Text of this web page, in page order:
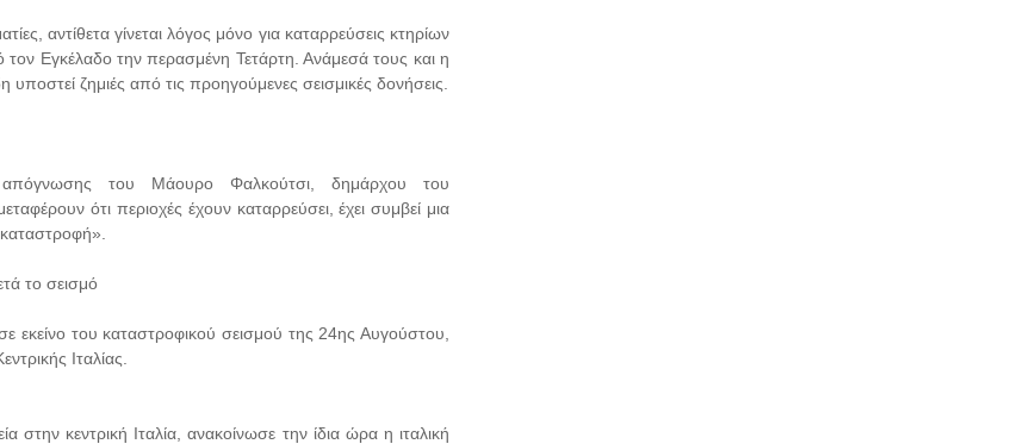
αντίθετα γίνεται λόγος μόνο για καταρρεύσεις κτηρίων
Εγκέλαδο την περασμένη Τετάρτη. Ανάμεσά τους και η
ζημιές από τις προηγούμενες σεισμικές δονήσεις.
του Μάουρο Φαλκούτσι, δημάρχου του
ότι περιοχές έχουν καταρρεύσει, έχει συμβεί μια
το σεισμό
εκείνο του καταστροφικού σεισμού της 24ης Αυγούστου,
Ιταλίας.
στην κεντρική Ιταλία, ανακοίνωσε την ίδια ώρα η ιταλική